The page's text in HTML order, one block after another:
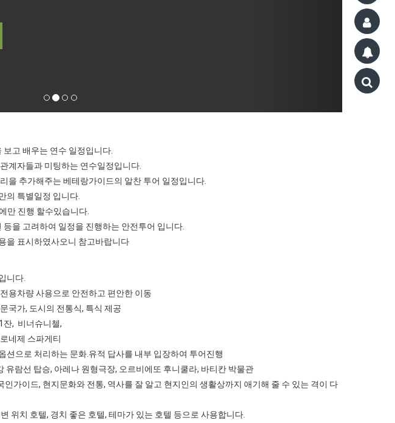
고 배우는 연수 일정입니다.
계자들과 미팅하는 연수일정입니다.
을 추가해주는 베테랑가이드의 알찬 투어 일정입니다.
의 특별일정 입니다.
만 진행 할수있습니다.
을 고려하여 일정을 진행하는 안전투어 입니다.
을 표시하였사오니 참고바랍니다
니다.
용차량 사용으로 안전하고 편안한 이동
국가, 도시의 전통식, 특식 제공
잔, 비너슈니첼,
네제 스파게티
션으로 처리하는 문화.유적 답사를 내부 입장하여 투어진행
람선 탑승, 아레나 원형극장, 오르비에또 후니쿨라, 바티칸 박물관
가이드, 현지문화와 전통, 역사를 잘 알고 현지인의 생활상까지 애기해 줄 수 있는 격이 다
위치 호텔, 경치 좋은 호텔, 테마가 있는 호텔 등으로 사용합니다.